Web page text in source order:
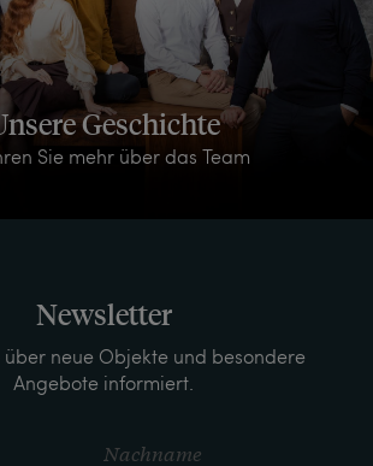
Geschichte
Sie mehr über das Team
Newsletter
über neue Objekte und besondere
Angebote informiert.